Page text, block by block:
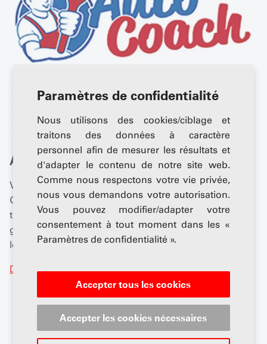
Paramètres de confidentialité
Nous utilisons des cookies/ciblage et
traitons des données à caractère
personnel afin de mesurer les résultats et
d'adapter le contenu de notre site web.
Comme nous respectons votre vie privée,
nous vous demandons votre autorisation.
Vous pouvez modifier/adapter votre
consentement à tout moment dans les «
Paramètres de confidentialité ».
Accepter tous les cookies
Accepter les cookies nécessaires
Auto Coach
Votre partenaire pour un garage performant !
Grâce à des formations sur mesure, une assistance
technique et un réseau solide, Auto Coach aide les
garages à travailler plus efficacement et à augmenter
leur rentabilité.
Détails